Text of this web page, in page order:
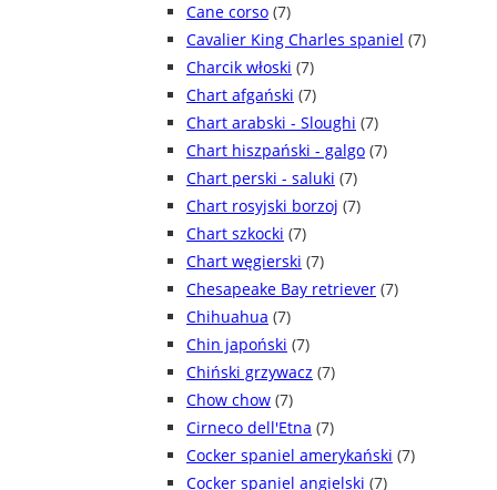
Cane corso (7)
Cavalier King Charles spaniel (7)
Charcik włoski (7)
Chart afgański (7)
Chart arabski - Sloughi (7)
Chart hiszpański - galgo (7)
Chart perski - saluki (7)
Chart rosyjski borzoj (7)
Chart szkocki (7)
Chart węgierski (7)
Chesapeake Bay retriever (7)
Chihuahua (7)
Chin japoński (7)
Chiński grzywacz (7)
Chow chow (7)
Cirneco dell'Etna (7)
Cocker spaniel amerykański (7)
Cocker spaniel angielski (7)